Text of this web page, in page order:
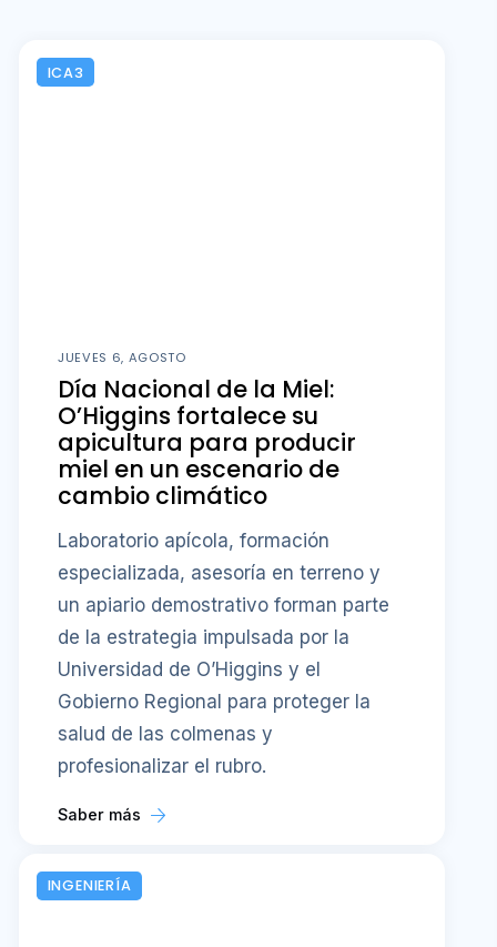
ICA3
JUEVES 6, AGOSTO
Día Nacional de la Miel:
O’Higgins fortalece su
apicultura para producir
miel en un escenario de
cambio climático
Laboratorio apícola, formación
especializada, asesoría en terreno y
un apiario demostrativo forman parte
de la estrategia impulsada por la
Universidad de O’Higgins y el
Gobierno Regional para proteger la
salud de las colmenas y
profesionalizar el rubro.
Saber más
INGENIERÍA